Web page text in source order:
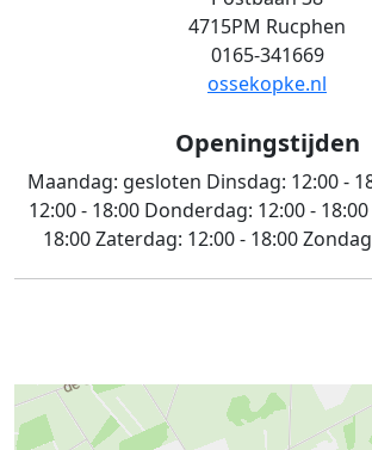
4715PM Rucphen
0165-341669
ossekopke.nl
Openingstijden
Maandag: gesloten Dinsdag: 12:00 -
12:00 - 18:00 Donderdag: 12:00 - 18:00
18:00Zaterdag: 12:00 - 18:00